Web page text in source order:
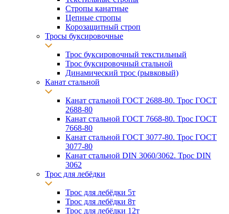
Стропы канатные
Цепные стропы
Корозащитный строп
Тросы буксировочные
Трос буксировочный текстильный
Трос буксировочный стальной
Динамический трос (рывковый)
Канат стальной
Канат стальной ГОСТ 2688-80. Трос ГОСТ
2688-80
Канат стальной ГОСТ 7668-80. Трос ГОСТ
7668-80
Канат стальной ГОСТ 3077-80. Трос ГОСТ
3077-80
Канат стальной DIN 3060/3062. Трос DIN
3062
Трос для лебёдки
Трос для лебёдки 5т
Трос для лебёдки 8т
Трос для лебёдки 12т